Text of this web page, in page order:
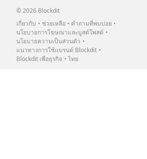
© 2026 Blockdit
เกี่ยวกับ
ช่วยเหลือ
คำถามที่พบบ่อย
นโยบายการโฆษณาและบูสต์โพสต์
นโยบายความเป็นส่วนตัว
แนวทางการใช้แบรนด์ Blockdit
Blockdit เพื่อธุรกิจ
ไทย